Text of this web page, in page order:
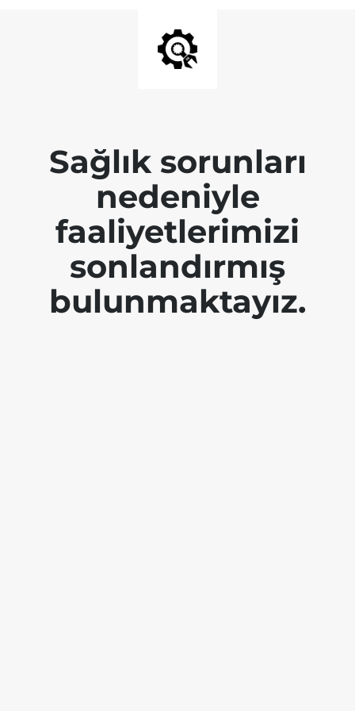
Sağlık sorunları
nedeniyle
faaliyetlerimizi
sonlandırmış
bulunmaktayız.